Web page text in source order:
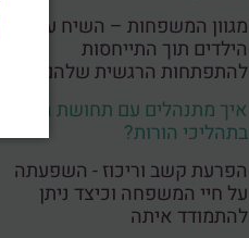
מגוון המשפחות – השיח עם
הילדים תוך התייחסות
להתפתחות הרגשית שלהם
איך מתנהלים עם תחושת הכעס
בתהליכי הורות?
הפרעת קשב וריכוז - השפעתה
על חיי המשפחה וכיצד ניתן
להתמודד איתה